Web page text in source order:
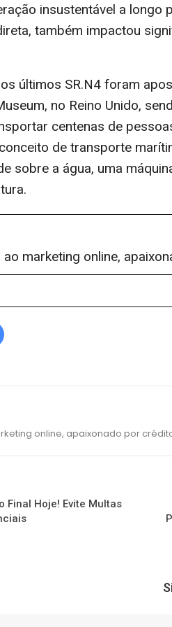
insustentável a longo
também impactou
últimos SR.N4 foram
no Reino Unido,
centenas de
de transporte
sobre a água, uma
ao marketing online,
online, apaixonado por
Final Hoje! Evite Multas